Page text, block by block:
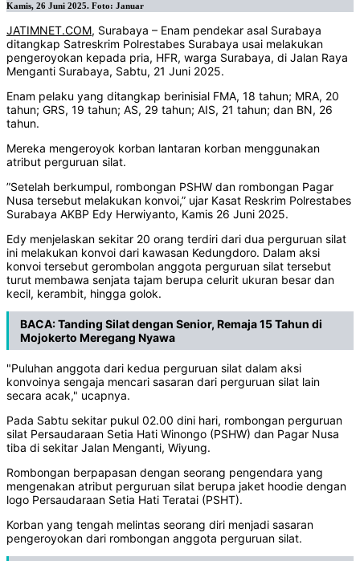
Kamis, 26 Juni 2025. Foto: Januar
JATIMNET.COM, Surabaya – Enam pendekar asal Surabaya
ditangkap Satreskrim Polrestabes Surabaya usai melakukan
pengeroyokan kepada pria, HFR, warga Surabaya, di Jalan Raya
Menganti Surabaya, Sabtu, 21 Juni 2025.
Enam pelaku yang ditangkap berinisial FMA, 18 tahun; MRA, 20
tahun; GRS, 19 tahun; AS, 29 tahun; AIS, 21 tahun; dan BN, 26
tahun.
Mereka mengeroyok korban lantaran korban menggunakan
atribut perguruan silat.
”Setelah berkumpul, rombongan PSHW dan rombongan Pagar
Nusa tersebut melakukan konvoi,” ujar Kasat Reskrim Polrestabes
Surabaya AKBP Edy Herwiyanto, Kamis 26 Juni 2025.
Edy menjelaskan sekitar 20 orang terdiri dari dua perguruan silat
ini melakukan konvoi dari kawasan Kedungdoro. Dalam aksi
konvoi tersebut gerombolan anggota perguruan silat tersebut
turut membawa senjata tajam berupa celurit ukuran besar dan
kecil, kerambit, hingga golok.
BACA:Tanding Silat dengan Senior, Remaja 15 Tahun di
Mojokerto Meregang Nyawa
"Puluhan anggota dari kedua perguruan silat dalam aksi
konvoinya sengaja mencari sasaran dari perguruan silat lain
secara acak," ucapnya.
Pada Sabtu sekitar pukul 02.00 dini hari, rombongan perguruan
silat Persaudaraan Setia Hati Winongo (PSHW) dan Pagar Nusa
tiba di sekitar Jalan Menganti, Wiyung.
Rombongan berpapasan dengan seorang pengendara yang
mengenakan atribut perguruan silat berupa jaket hoodie dengan
logo Persaudaraan Setia Hati Teratai (PSHT).
Korban yang tengah melintas seorang diri menjadi sasaran
pengeroyokan dari rombongan anggota perguruan silat.